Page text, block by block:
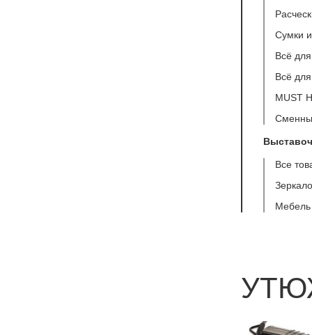
Сумки
Всё
Всё
MUST
Все
Мебель